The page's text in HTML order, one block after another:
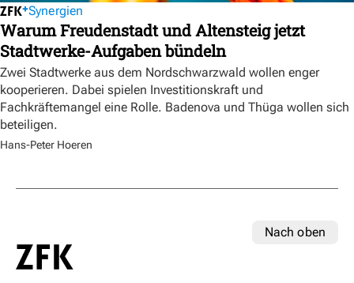
Synergien
Warum Freudenstadt und Altensteig jetzt
Stadtwerke-Aufgaben bündeln
Zwei Stadtwerke aus dem Nordschwarzwald wollen enger
kooperieren. Dabei spielen Investitionskraft und
Fachkräftemangel eine Rolle. Badenova und Thüga wollen sich
beteiligen.
Hans-Peter Hoeren
Nach oben